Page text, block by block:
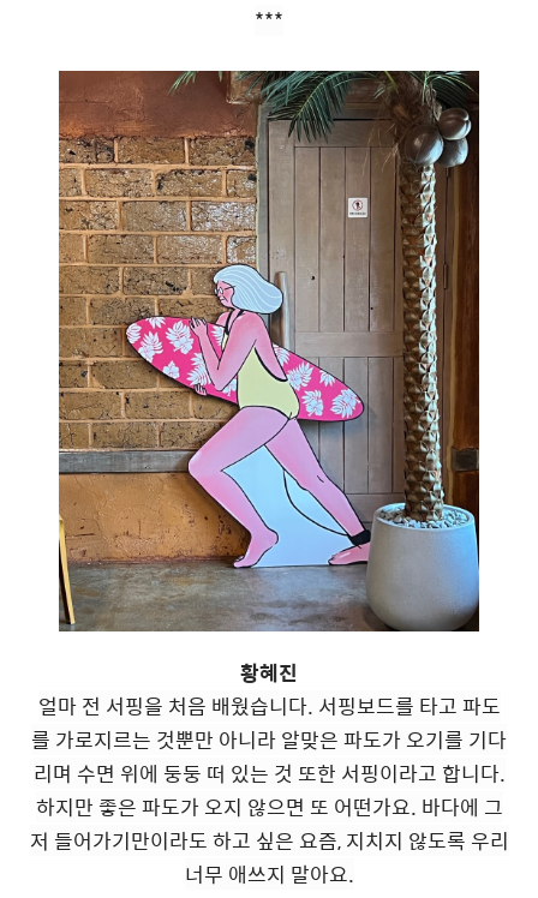
***
황혜진
얼마 전 서핑을 처음 배웠습니다. 서핑보드를 타고 파도
를 가로지르는 것뿐만 아니라 알맞은 파도가 오기를 기다
리며 수면 위에 둥둥 떠 있는 것 또한 서핑이라고 합니다.
하지만 좋은 파도가 오지 않으면 또 어떤가요. 바다에 그
저 들어가기만이라도 하고 싶은 요즘, 지치지 않도록 우리
너무 애쓰지 말아요.